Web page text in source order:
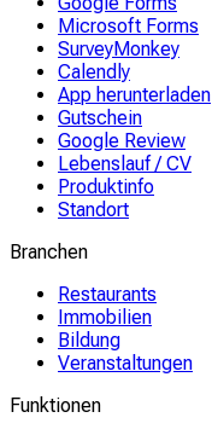
Microsoft Forms
SurveyMonkey
Calendly
App herunterladen
Gutschein
Google Review
Lebenslauf / CV
Produktinfo
Standort
Branchen
Restaurants
Immobilien
Bildung
Veranstaltungen
Funktionen